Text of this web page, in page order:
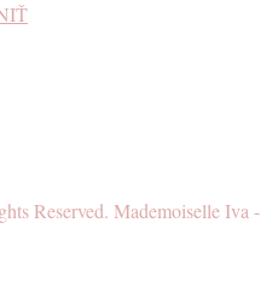
Reserved. Mademoiselle Iva -